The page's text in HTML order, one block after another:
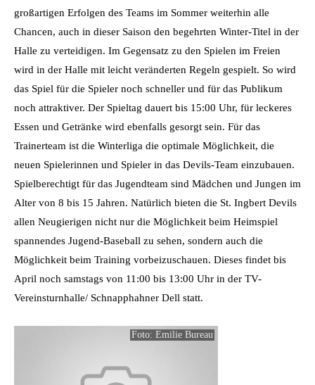
großartigen Erfolgen des Teams im Sommer weiterhin alle
Chancen, auch in dieser Saison den begehrten Winter-Titel in der
Halle zu verteidigen. Im Gegensatz zu den Spielen im Freien
wird in der Halle mit leicht veränderten Regeln gespielt. So wird
das Spiel für die Spieler noch schneller und für das Publikum
noch attraktiver. Der Spieltag dauert bis 15:00 Uhr, für leckeres
Essen und Getränke wird ebenfalls gesorgt sein. Für das
Trainerteam ist die Winterliga die optimale Möglichkeit, die
neuen Spielerinnen und Spieler in das Devils-Team einzubauen.
Spielberechtigt für das Jugendteam sind Mädchen und Jungen im
Alter von 8 bis 15 Jahren. Natürlich bieten die St. Ingbert Devils
allen Neugierigen nicht nur die Möglichkeit beim Heimspiel
spannendes Jugend-Baseball zu sehen, sondern auch die
Möglichkeit beim Training vorbeizuschauen. Dieses findet bis
April noch samstags von 11:00 bis 13:00 Uhr in der TV-
Vereinsturnhalle/ Schnapphahner Dell statt.
Foto: Emilie Bureau